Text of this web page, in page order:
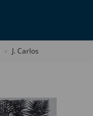
J. Carlos